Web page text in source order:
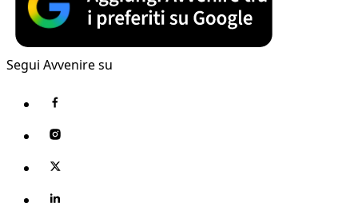
Segui Avvenire su